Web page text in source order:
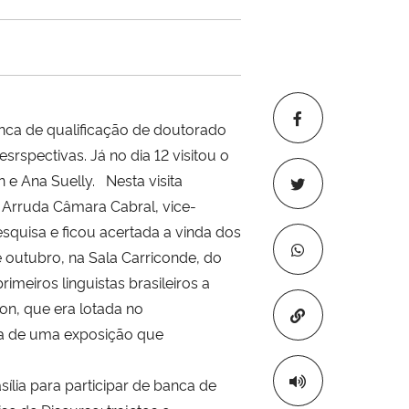
Copiar para
de qualificação de doutorado
Já no dia 12 visitou o
e Ana Suelly. Nesta visita
Câmara Cabral, vice-
e ficou acertada a vinda dos
na Sala Carriconde, do
linguistas brasileiros a
que era lotada no
de uma exposição que
para participar de banca de